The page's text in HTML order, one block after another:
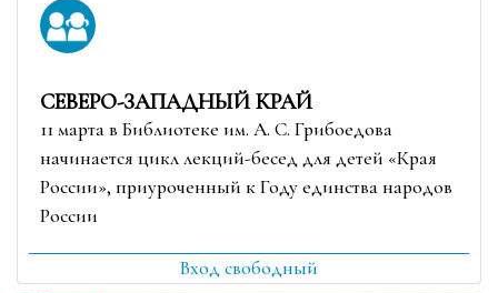
СЕВЕРО-ЗАПАДНЫЙ КРАЙ
11 марта в Библиотеке им. А. С. Грибоедова
начинается цикл лекций-бесед для детей «Края
России», приуроченный к Году единства народов
России
Вход свободный